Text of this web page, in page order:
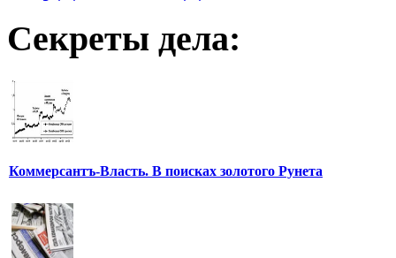
Секреты дела:
Коммерсантъ-Власть. В поисках золотого Рунета